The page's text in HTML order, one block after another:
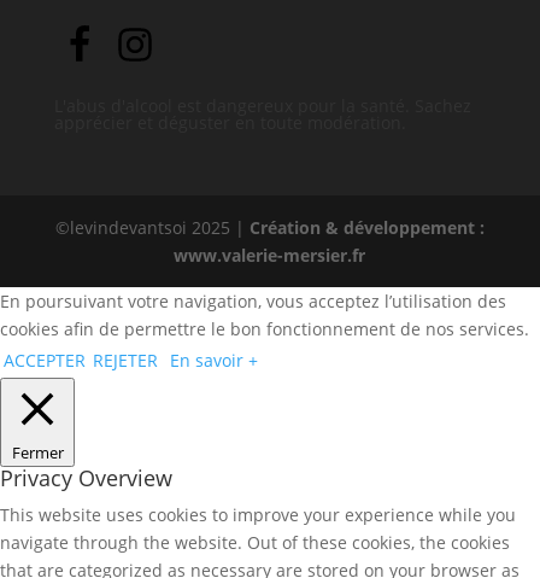
©levindevantsoi 2025 | Création & développement :
www.valerie-mersier.fr
En poursuivant votre navigation, vous acceptez l’utilisation des
cookies afin de permettre le bon fonctionnement de nos services.
ACCEPTER REJETER En savoir +
Fermer
Privacy Overview
This website uses cookies to improve your experience while you
navigate through the website. Out of these cookies, the cookies
that are categorized as necessary are stored on your browser as